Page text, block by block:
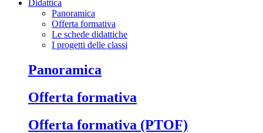
Didattica
Panoramica
Offerta formativa
Le schede didattiche
I progetti delle classi
Panoramica
Offerta formativa
Offerta formativa (PTOF)